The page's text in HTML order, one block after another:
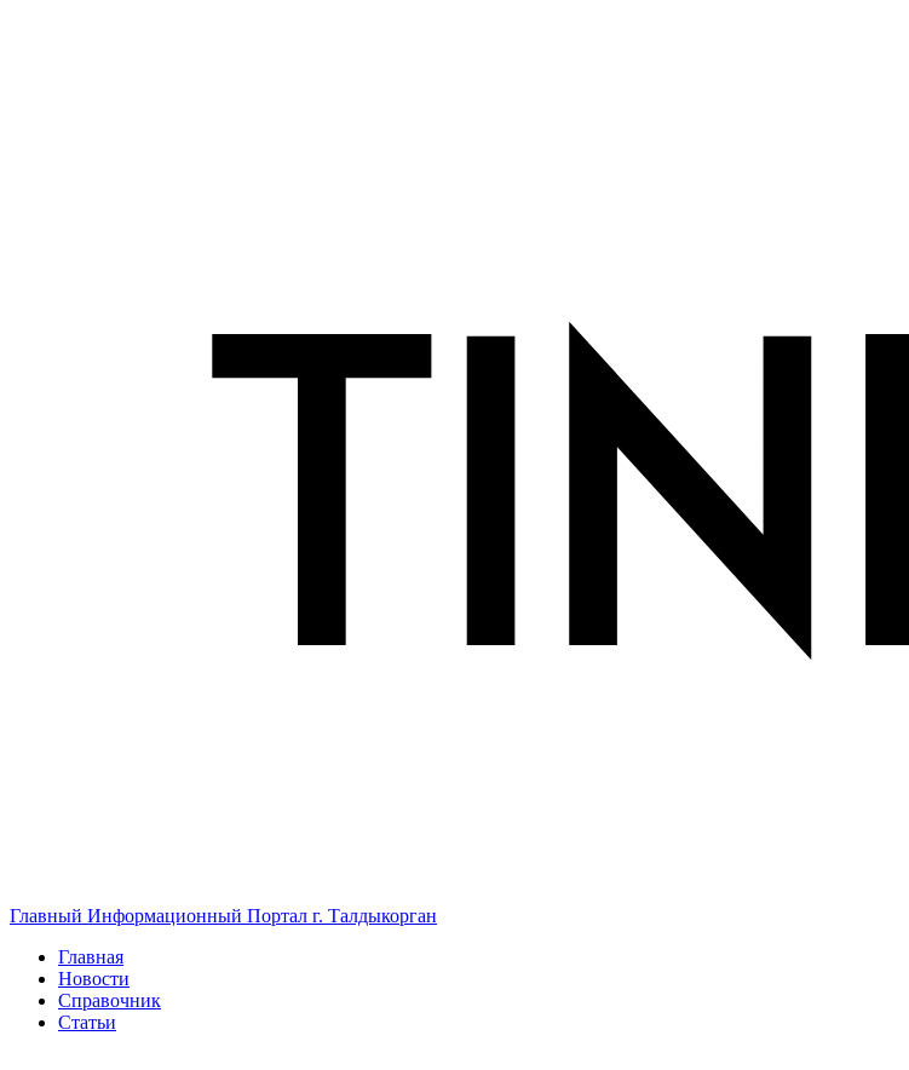
Главный Информационный Портал г. Талдыкорган
Главная
Новости
Справочник
Статьи